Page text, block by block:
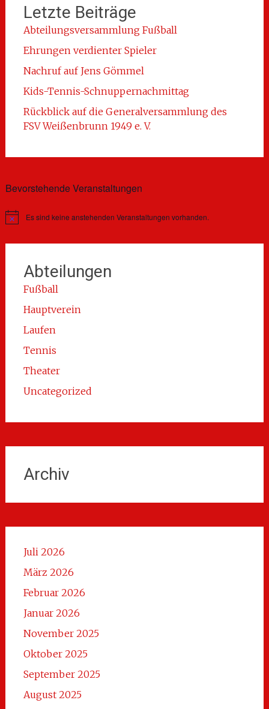
Letzte Beiträge
Abteilungsversammlung Fußball
Ehrungen verdienter Spieler
Nachruf auf Jens Gömmel
Kids-Tennis-Schnuppernachmittag
Rückblick auf die Generalversammlung des
FSV Weißenbrunn 1949 e. V.
Bevorstehende Veranstaltungen
HinweisEs sind keine anstehenden Veranstaltungen vorhanden.
Abteilungen
Fußball
Hauptverein
Laufen
Tennis
Theater
Uncategorized
Archiv
Juli 2026
März 2026
Februar 2026
Januar 2026
November 2025
Oktober 2025
September 2025
August 2025